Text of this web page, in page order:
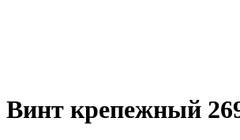
Винт крепежный